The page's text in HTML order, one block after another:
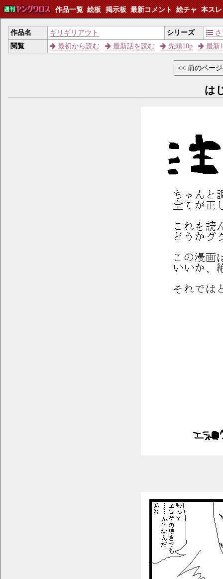
作品一覧 絵板 掲示板 最新コメント 絵チャ 本スレ
作品名 ギリギリアウト シリーズ
閲覧
最初から読む 最新話を読む 先頭10p 最新
<< 前のペー
は